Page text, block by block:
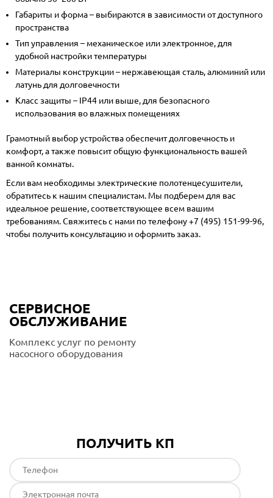
Габариты и форма– выбираются в зависимости от доступного
пространства
Тип управления – механическое или электронное, для
удобной настройки температуры
Материалы конструкции– нержавеющая сталь, алюминий или
латунь для долговечности
Класс защиты – IP44 или выше, для безопасного
использования во влажных помещениях
Грамотный выбор устройства обеспечит долговечность и
комфорт, а также повысит общую функциональность вашей
ванной комнаты.
Если вам необходимы электрические полотенцесушители,
обратитесь к нашим специалистам. Мы подберем для вас
идеальное решение, соответствующее всем вашим
требованиям. Свяжитесь с нами по телефону+7 (495) 151-99-96,
чтобы получить консультацию и оформить заказ.
СЕРВИСНОЕ
ОБСЛУЖИВАНИЕ
Комплекс услуг по ремонту
насосного оборудования
ПОЛУЧИТЬ КП